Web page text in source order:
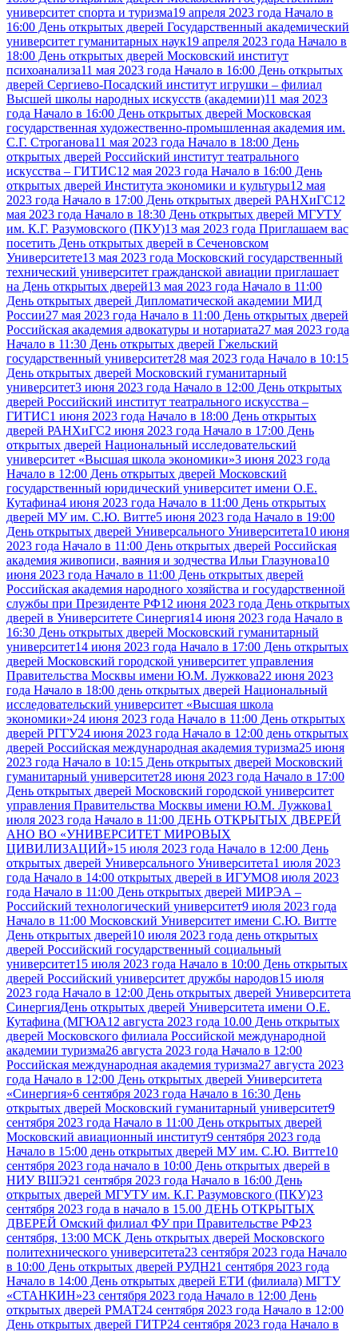
университет спорта и туризма19 апреля 2023 года Начало в
16:00 День открытых дверей Государственный академический
университет гуманитарных наук19 апреля 2023 года Начало в
18:00 День открытых дверей Московский институт
психоанализа11 мая 2023 года Начало в 16:00 День открытых
дверей Сергиево-Посадский институт игрушки – филиал
Высшей школы народных искусств (академии)11 мая 2023
года Начало в 16:00 День открытых дверей Московская
государственная художественно-промышленная академия им.
С.Г. Строганова11 мая 2023 года Начало в 18:00 День
открытых дверей Российский институт театрального
искусства – ГИТИС12 мая 2023 года Начало в 16:00 День
открытых дверей Института экономики и культуры12 мая
2023 года Начало в 17:00 День открытых дверей РАНХиГС12
мая 2023 года Начало в 18:30 День открытых дверей МГУТУ
им. К.Г. Разумовского (ПКУ)13 мая 2023 года Приглашаем вас
посетить День открытых дверей в Сеченовском
Университете13 мая 2023 года Московский государственный
технический университет гражданской авиации приглашает
на День открытых дверей13 мая 2023 года Начало в 11:00
День открытых дверей Дипломатической академии МИД
России27 мая 2023 года Начало в 11:00 День открытых дверей
Российская академия адвокатуры и нотариата27 мая 2023 года
Начало в 11:30 День открытых дверей Гжельский
государственный университет28 мая 2023 года Начало в 10:15
День открытых дверей Московский гуманитарный
университет3 июня 2023 года Начало в 12:00 День открытых
дверей Российский институт театрального искусства –
ГИТИС1 июня 2023 года Начало в 18:00 День открытых
дверей РАНХиГС2 июня 2023 года Начало в 17:00 День
открытых дверей Национальный исследовательский
университет «Высшая школа экономики»3 июня 2023 года
Начало в 12:00 День открытых дверей Московский
государственный юридический университет имени О.Е.
Кутафина4 июня 2023 года Начало в 11:00 День открытых
дверей МУ им. С.Ю. Витте5 июня 2023 года Начало в 19:00
День открытых дверей Универсального Университета10 июня
2023 года Начало в 11:00 День открытых дверей Российская
академия живописи, ваяния и зодчества Ильи Глазунова10
июня 2023 года Начало в 11:00 День открытых дверей
Российская академия народного хозяйства и государственной
службы при Президенте РФ12 июня 2023 года День открытых
дверей в Университете Синергия14 июня 2023 года Начало в
16:30 День открытых дверей Московский гуманитарный
университет14 июня 2023 года Начало в 17:00 День открытых
дверей Московский городской университет управления
Правительства Москвы имени Ю.М. Лужкова22 июня 2023
года Начало в 18:00 день открытых дверей Национальный
исследовательский университет «Высшая школа
экономики»24 июня 2023 года Начало в 11:00 День открытых
дверей РГГУ24 июня 2023 года Начало в 12:00 день открытых
дверей Российская международная академия туризма25 июня
2023 года Начало в 10:15 День открытых дверей Московский
гуманитарный университет28 июня 2023 года Начало в 17:00
День открытых дверей Московский городской университет
управления Правительства Москвы имени Ю.М. Лужкова1
июля 2023 года Начало в 11:00 ДЕНЬ ОТКРЫТЫХ ДВЕРЕЙ
АНО ВО «УНИВЕРСИТЕТ МИРОВЫХ
ЦИВИЛИЗАЦИЙ»15 июля 2023 года Начало в 12:00 День
открытых дверей Универсального Университета1 июля 2023
года Начало в 14:00 открытых дверей в ИГУМО8 июля 2023
года Начало в 11:00 День открытых дверей МИРЭА –
Российский технологический университет9 июля 2023 года
Начало в 11:00 Московский Университет имени С.Ю. Витте
День открытых дверей10 июля 2023 года день открытых
дверей Российский государственный социальный
университет15 июля 2023 года Начало в 10:00 День открытых
дверей Российский университет дружбы народов15 июля
2023 года Начало в 12:00 День открытых дверей Университета
СинергияДень открытых дверей Университета имени О.Е.
Кутафина (МГЮА12 августа 2023 года 10.00 День открытых
дверей Московского филиала Российской международной
академии туризма26 августа 2023 года Начало в 12:00
Российская международная академия туризма27 августа 2023
года Начало в 12:00 День открытых дверей Университета
«Синергия»6 сентября 2023 года Начало в 16:30 День
открытых дверей Московский гуманитарный университет9
сентября 2023 года Начало в 11:00 День открытых дверей
Московский авиационный институт9 сентября 2023 года
Начало в 15:00 день открытых дверей МУ им. С.Ю. Витте10
сентября 2023 года начало в 10:00 День открытых дверей в
НИУ ВШЭ21 сентября 2023 года Начало в 16:00 День
открытых дверей МГУТУ им. К.Г. Разумовского (ПКУ)23
сентября 2023 года в начало в 15.00 ДЕНЬ ОТКРЫТЫХ
ДВЕРЕЙ Омский филиал ФУ при Правительстве РФ23
сентября, 13:00 МСК День открытых дверей Московского
политехнического университета23 сентября 2023 года Начало
в 10:00 День открытых дверей РУДН21 сентября 2023 года
Начало в 14:00 День открытых дверей ЕТИ (филиала) МГТУ
«СТАНКИН»23 сентября 2023 года Начало в 12:00 День
открытых дверей РМАТ24 сентября 2023 года Начало в 12:00
День открытых дверей ГИТР24 сентября 2023 года Начало в